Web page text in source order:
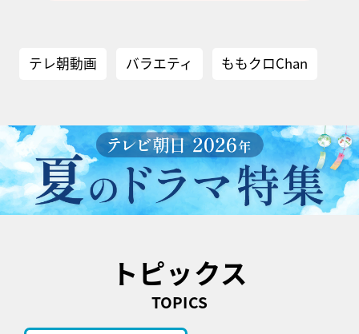
テレ朝動画 バラエティ ももクロChan
トピックス
TOPICS